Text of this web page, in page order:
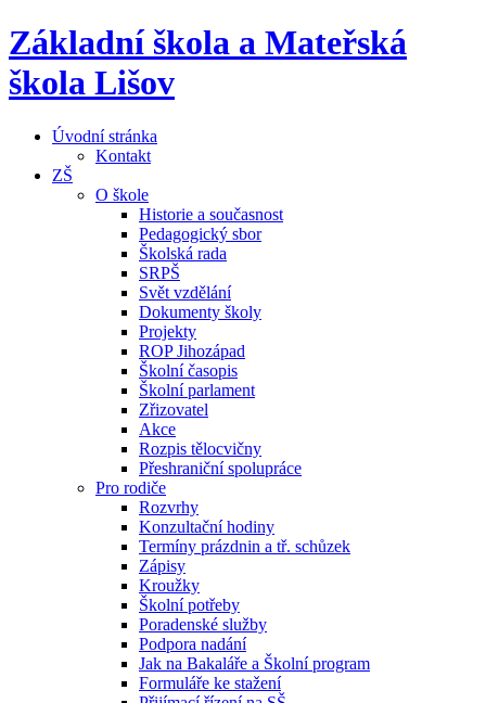
Základní škola a Mateřská
škola Lišov
Úvodní stránka
Kontakt
ZŠ
O škole
Historie a současnost
Pedagogický sbor
Školská rada
SRPŠ
Svět vzdělání
Dokumenty školy
Projekty
ROP Jihozápad
Školní časopis
Školní parlament
Zřizovatel
Akce
Rozpis tělocvičny
Přeshraniční spolupráce
Pro rodiče
Rozvrhy
Konzultační hodiny
Termíny prázdnin a tř. schůzek
Zápisy
Kroužky
Školní potřeby
Poradenské služby
Podpora nadání
Jak na Bakaláře a Školní program
Formuláře ke stažení